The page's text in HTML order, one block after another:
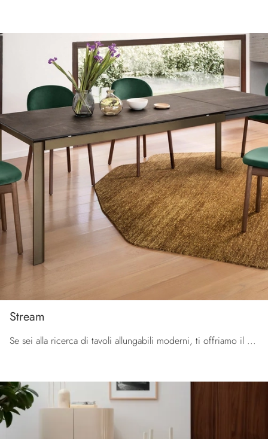
Stream
Se sei alla ricerca di tavoli allungabili moderni, ti offriamo il modello da cucina in ceramica Stream della firma Calligaris.